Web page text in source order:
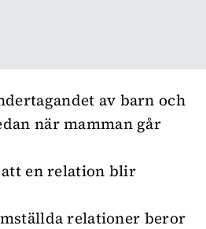
av barn och
när mamman går
en relation blir
relationer beror